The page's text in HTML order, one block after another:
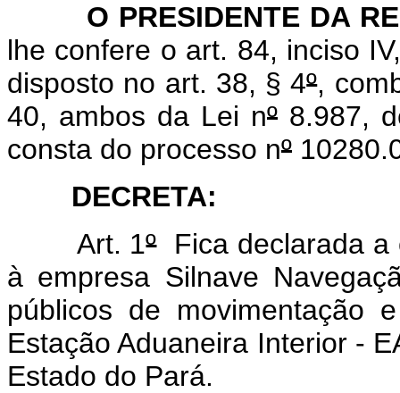
O PRESIDENTE DA
lhe confere o art. 84, inciso
disposto no art. 38, § 4º,
40, ambos da Lei nº 8.987,
consta do processo nº
DECRETA:
Art. 1ºFica declarada a
à empresa Silnave
públicos de movimentação
Estação Aduaneira Interior -
Estado do Pará.